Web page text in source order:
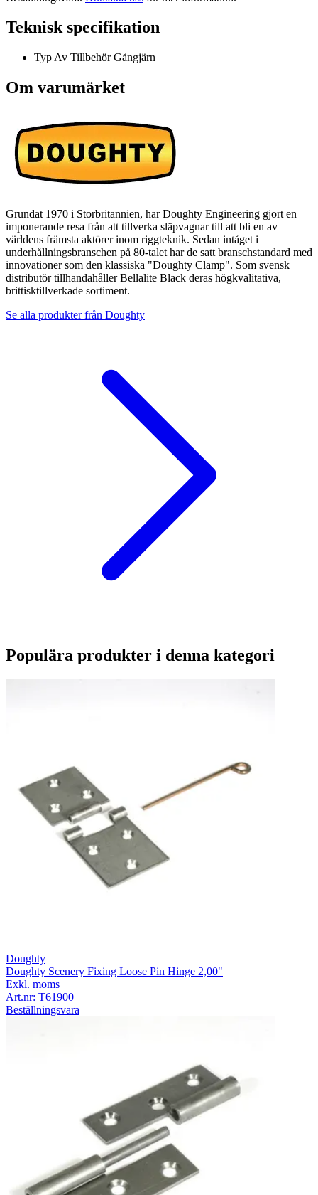
Teknisk specifikation
Typ Av TillbehörGångjärn
Om varumärket
Grundat 1970 i Storbritannien, har Doughty Engineering gjort en
imponerande resa från att tillverka släpvagnar till att bli en av
världens främsta aktörer inom riggteknik. Sedan intåget i
underhållningsbranschen på 80-talet har de satt branschstandard med
innovationer som den klassiska "Doughty Clamp". Som svensk
distributör tillhandahåller Bellalite Black deras högkvalitativa,
brittisktillverkade sortiment.
Se alla produkter från Doughty
Populära produkter i denna kategori
Doughty
Doughty Scenery Fixing Loose Pin Hinge 2,00"
Exkl. moms
Art.nr: T61900
Beställningsvara